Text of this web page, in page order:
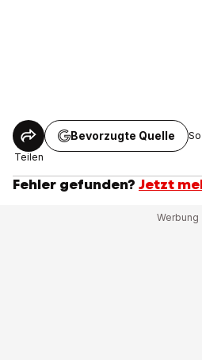
Teilen
Bevorzugte Quelle
Fehler gefunden? Jetzt